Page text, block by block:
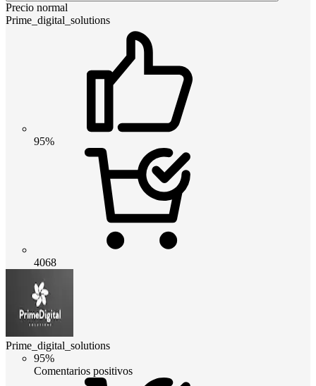
Precio normal
Prime_digital_solutions
95%
4068
Prime_digital_solutions
95%
Comentarios positivos